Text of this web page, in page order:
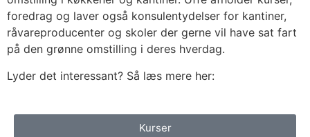
foredrag og laver også konsulentydelser for kantiner,
råvareproducenter og skoler der gerne vil have sat fart
på den grønne omstilling i deres hverdag.
Lyder det interessant? Så læs mere her:
Kurser